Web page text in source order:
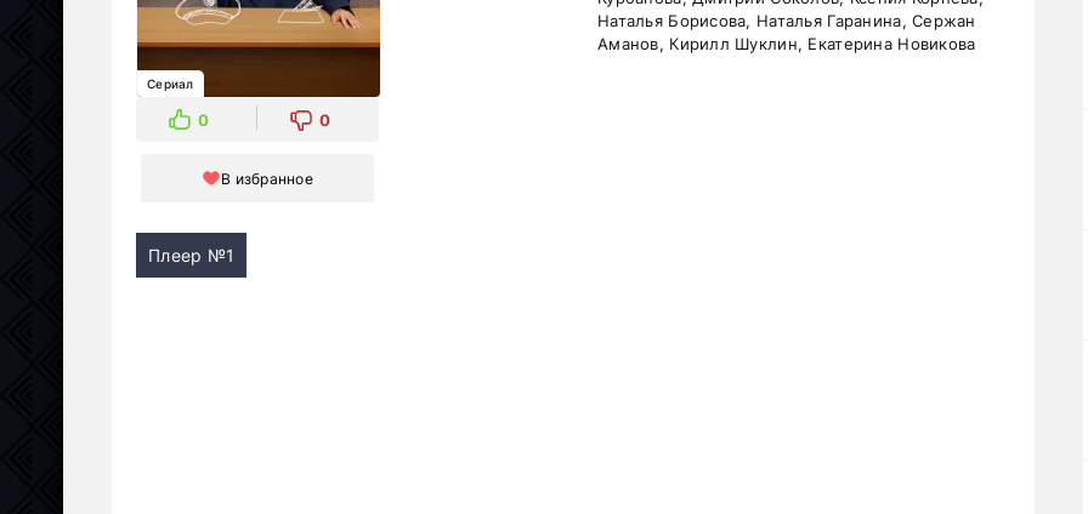
Сериал
0 0
В избранное
Наталья Борисова, Наталья Гаранина, Сержан
Аманов, Кирилл Шуклин, Екатерина Новикова
Плеер №1